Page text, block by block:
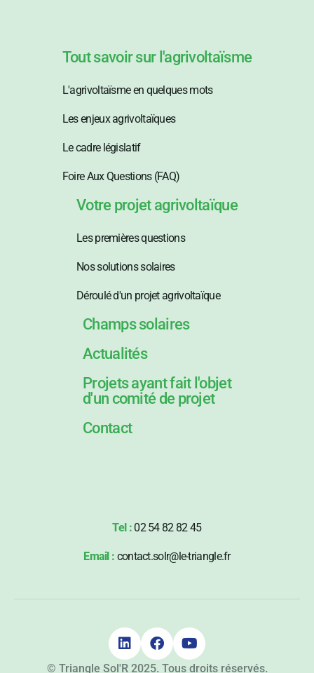
Tout savoir sur l'agrivoltaïsme
L'agrivoltaïsme en quelques mots
Les enjeux agrivoltaïques
Le cadre législatif
Foire Aux Questions (FAQ)
Votre projet agrivoltaïque
Les premières questions
Nos solutions solaires
Déroulé d'un projet agrivoltaïque
Champs solaires
Actualités
Projets ayant fait l'objet
d'un comité de projet
Contact
Tel : 02 54 82 82 45
Email : contact.solr@le-triangle.fr
  
© Triangle Sol'R 2025. Tous droits réservés.